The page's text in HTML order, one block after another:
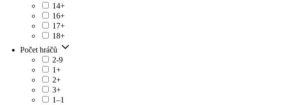
14+
16+
17+
18+
Počet hráčů
2-9
1+
2+
3+
1–1